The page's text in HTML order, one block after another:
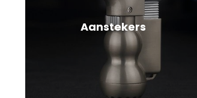
Aanstekers